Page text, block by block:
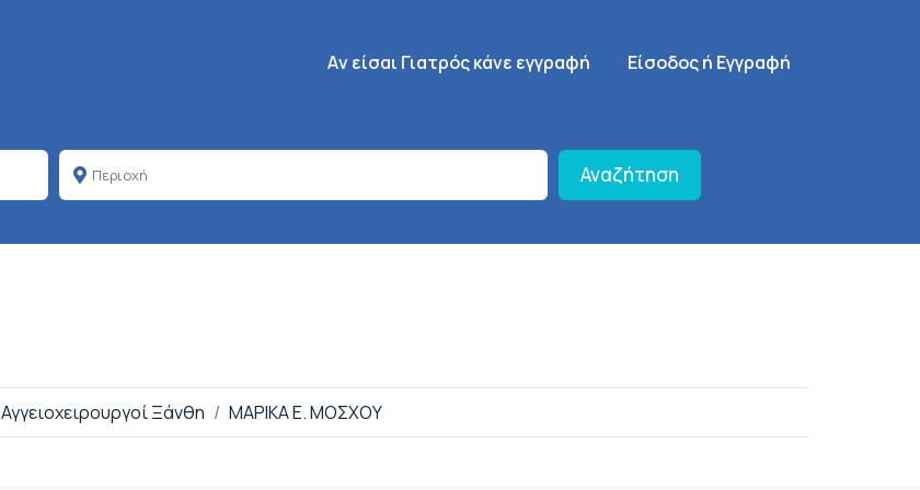
Κεντρική πλοήγηση
Aν είσαι Γιατρός κάνε εγγραφή SignUp Menu
Είσοδος ή Εγγραφή
Αναζήτηση
Αγγειοχειρουργοί Ξάνθη ΜΑΡΙΚΑ Ε. ΜΟΣΧΟΥ